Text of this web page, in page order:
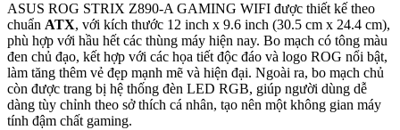
ASUS ROG STRIX Z890-A GAMING WIFI được thiết kế theo
chuẩn ATX, với kích thước 12 inch x 9.6 inch (30.5 cm x 24.4 cm),
phù hợp với hầu hết các thùng máy hiện nay. Bo mạch có tông màu
đen chủ đạo, kết hợp với các họa tiết độc đáo và logo ROG nổi bật,
làm tăng thêm vẻ đẹp mạnh mẽ và hiện đại. Ngoài ra, bo mạch chủ
còn được trang bị hệ thống đèn LED RGB, giúp người dùng dễ
dàng tùy chỉnh theo sở thích cá nhân, tạo nên một không gian máy
tính đậm chất gaming.